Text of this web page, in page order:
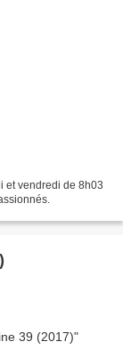
et vendredi de 8h03